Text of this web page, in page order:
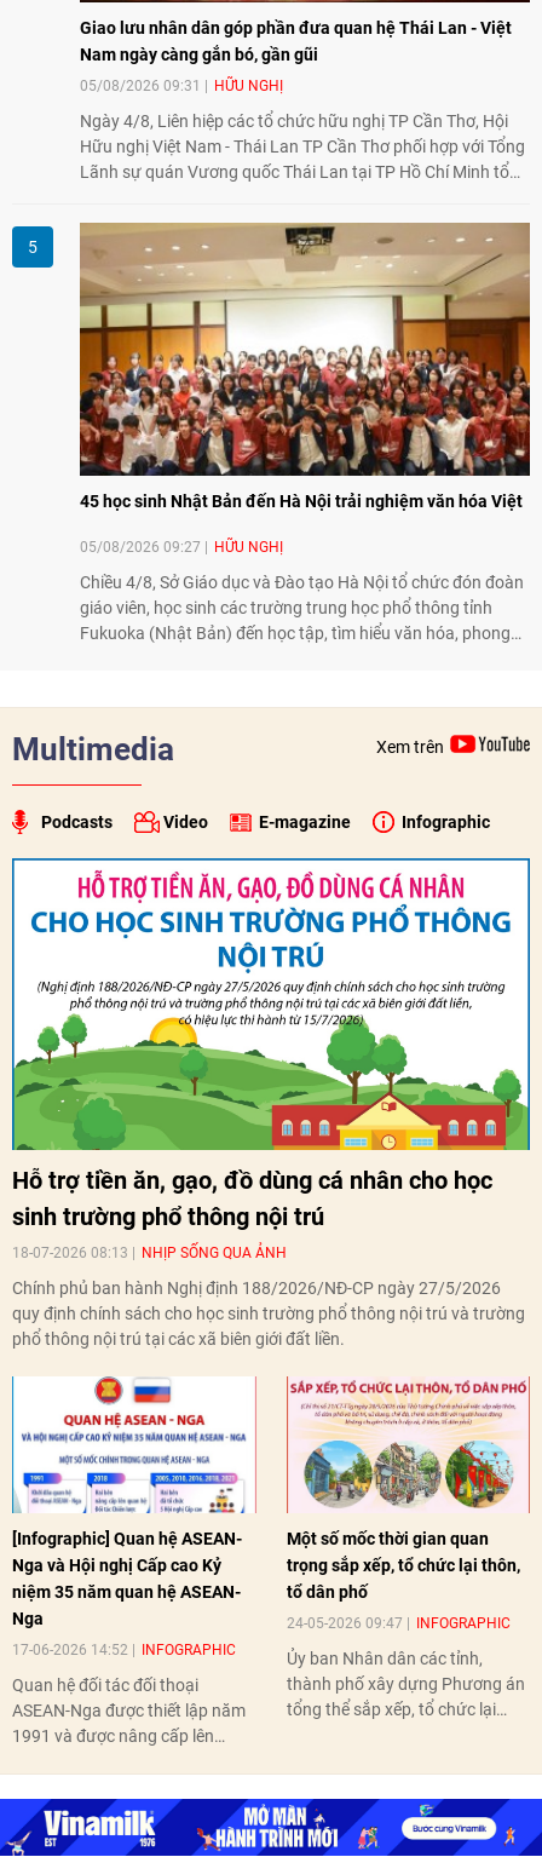
Giao lưu nhân dân góp phần đưa quan hệ Thái Lan - Việt
Nam ngày càng gắn bó, gần gũi
05/08/2026 09:31 HỮU NGHỊ
Ngày 4/8, Liên hiệp các tổ chức hữu nghị TP Cần Thơ, Hội
Hữu nghị Việt Nam - Thái Lan TP Cần Thơ phối hợp với Tổng
Lãnh sự quán Vương quốc Thái Lan tại TP Hồ Chí Minh tổ
Việt Nam - Thái Lan (1976-2026). Tại đây, nhấn mạnh vai trò
của giao lưu nhân dân, Tổng Lãnh sự Thái Lan cho biết các
hoạt động trao đổi về văn hóa, giáo dục, du lịch, ẩm thực,
nghệ thuật và giao lưu thanh niên đã góp phần đưa quan hệ
Thái Lan - Việt Nam ngày càng gắn bó, gần gũi.
45 học sinh Nhật Bản đến Hà Nội trải nghiệm văn hóa Việt
05/08/2026 09:27 HỮU NGHỊ
Chiều 4/8, Sở Giáo dục và Đào tạo Hà Nội tổ chức đón đoàn
giáo viên, học sinh các trường trung học phổ thông tỉnh
Fukuoka (Nhật Bản) đến học tập, tìm hiểu văn hóa, phong
Multimedia Xem trên
Podcasts Video E-magazine Infographic
Hỗ trợ tiền ăn, gạo, đồ dùng cá nhân cho học
sinh trường phổ thông nội trú
18-07-2026 08:13 NHỊP SỐNG QUA ẢNH
Chính phủ ban hành Nghị định 188/2026/NĐ-CP ngày 27/5/2026
quy định chính sách cho học sinh trường phổ thông nội trú và trường
phổ thông nội trú tại các xã biên giới đất liền.
[Infographic] Quan hệ ASEAN-
Nga và Hội nghị Cấp cao Kỷ
niệm 35 năm quan hệ ASEAN-
Nga
17-06-2026 14:52 INFOGRAPHIC
Quan hệ đối tác đối thoại
ASEAN-Nga được thiết lập năm
1991 và được nâng cấp lên
nghị Cấp cao vào các năm 2005,
2010, 2016, 2018, 2021.
Một số mốc thời gian quan
trọng sắp xếp, tổ chức lại thôn,
tổ dân phố
24-05-2026 09:47 INFOGRAPHIC
Ủy ban Nhân dân các tỉnh,
thành phố xây dựng Phương án
tổng thể sắp xếp, tổ chức lại